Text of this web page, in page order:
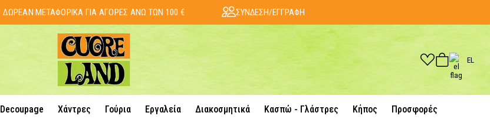
ΔΩΡΕΑΝ ΜΕΤΑΦΟΡΙΚΑ ΓΙΑ ΑΓΟΡΕΣ ΑΝΩ ΤΩΝ 100 € ΣΥΝΔΕΣΗ/ΕΓΓΡΑΦΗ
EL
Decoupage Χάντρες Γούρια Εργαλεία Διακοσμητικά Κασπώ - Γλάστρες Κήπος Προσφορές